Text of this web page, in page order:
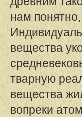
нам
вещества
тварную
вещества
вопреки